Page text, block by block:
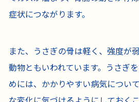
症状につながります。
また、うさぎの骨は軽く、強度が
動物ともいわれています。うさぎ
めには、かかりやすい病気につい